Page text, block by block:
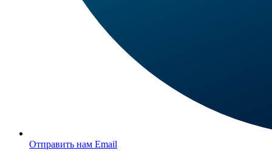
Отправить нам Email